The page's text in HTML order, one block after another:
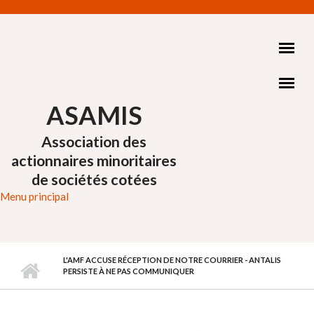
ASAMIS
Association des
actionnaires minoritaires
de sociétés cotées
Menu principal
L'AMF ACCUSE RÉCEPTION DE NOTRE COURRIER - ANTALIS
PERSISTE À NE PAS COMMUNIQUER